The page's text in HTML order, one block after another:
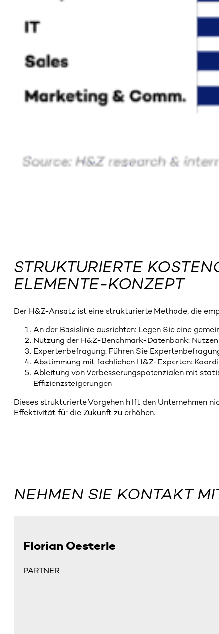
STRUKTURIERTE
ELEMENTE-KONZEPT
Der H&Z-Ansatz ist eine strukturierte Methode, die
An der Basislinie ausrichten: Legen Sie eine
Nutzung der H&Z-Benchmark-Datenbank:
Expertenbefragung: Führen Sie
Abstimmung mit fachlichen H&Z-Experten:
Ableitung von Verbesserungspotenzialen mit
Effizienzsteigerungen
Dieses strukturierte Vorgehen hilft den Unternehmen
Effektivität für die Zukunft zu erhöhen.
NEHMEN SIE KONTAKT
Florian Oesterle
PARTNER